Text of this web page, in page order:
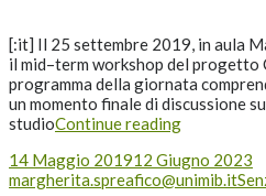
[:it] Il 25 settembre 2019, in aula
il mid–term workshop del progetto
programma della giornata
un momento finale di discussione
studioContinue reading
14 Maggio 201912 Giugno 2023
margherita.spreafico@unimib.it